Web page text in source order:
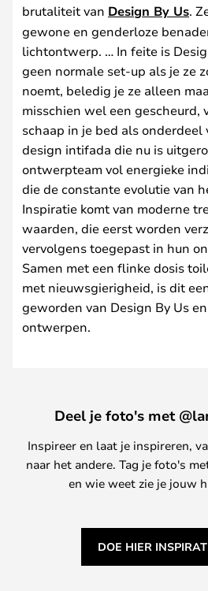
brutaliteit van Design By Us.
gewone en genderloze
lichtontwerp. … In feite is
geen normale set-up als je ze
noemt, beledig je ze alleen
misschien wel een gescheurd,
schaap in je bed als onderdeel
design intifada die nu is
ontwerpteam vol energieke
die de constante evolutie van
Inspiratie komt van moderne
waarden, die eerst worden
vervolgens toegepast in hun
Samen met een flinke dosis
met nieuwsgierigheid, is dit
geworden van Design By Us
ontwerpen.
Deel je foto's met
Inspireer en laat je inspireren,
naar het andere. Tag je foto's
en wie weet zie je jouw
DOE HIER